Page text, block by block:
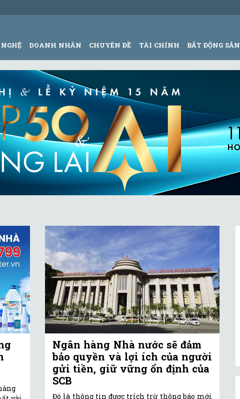
DOANH NHÂN CHUYÊN ĐỀ TÀI CHÍNH BẤT ĐỘNG SẢN
Ngân hàng Nhà nước sẽ đảm
bảo quyền và lợi ích của người
gửi tiền, giữ vững ổn định của
SCB
Đó là thông tin được trích trừ thông báo mới